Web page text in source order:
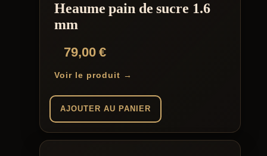
page
Heaume pain de sucre 1.6
mm
79,00€
Voir le produit →
AJOUTER AU PANIER